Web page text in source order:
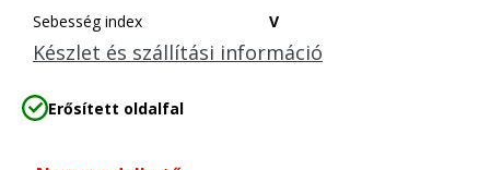
Sebesség index
V
Készlet és szállítási információ
Erősített oldalfal